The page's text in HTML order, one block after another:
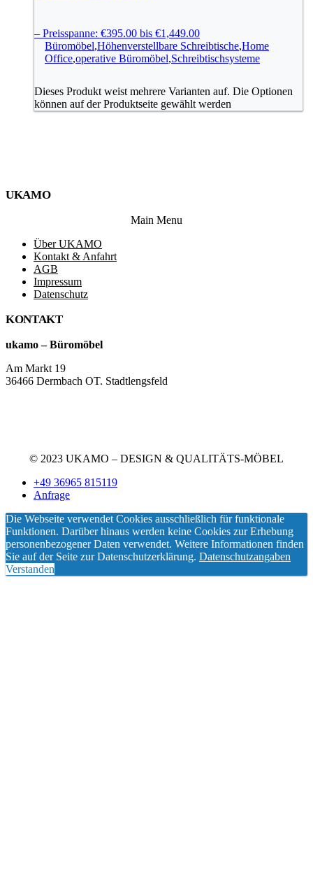
– Preisspanne: €395.00 bis €1,449.00
Büromöbel,Höhenverstellbare Schreibtische,Home
Office,operative Büromöbel,Schreibtischsysteme
Dieses Produkt weist mehrere Varianten auf. Die Optionen
können auf der Produktseite gewählt werden
UKAMO
Main Menu
Über UKAMO
Kontakt & Anfahrt
AGB
Impressum
Datenschutz
KONTAKT
ukamo – Büromöbel
Am Markt 19
36466 Dermbach OT. Stadtlengsfeld
© 2023 UKAMO – DESIGN & QUALITÄTS-MÖBEL
+49 36965 815119
Anfrage
Die Webseite verwendet Cookies ausschließlich für funktionale
Funktionen. Darüber hinaus werden keine Cookies zur Erhebung
personenbezogener Daten verwendet. Weitere Informationen finden
Sie auf der Seite zur Datenschutzerklärung. Datenschutzangaben
Verstanden